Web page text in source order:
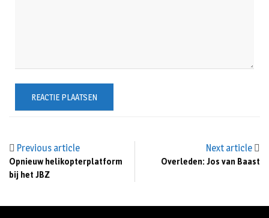
Previous article
Opnieuw helikopterplatform
bij het JBZ
Next article
Overleden: Jos van Baast